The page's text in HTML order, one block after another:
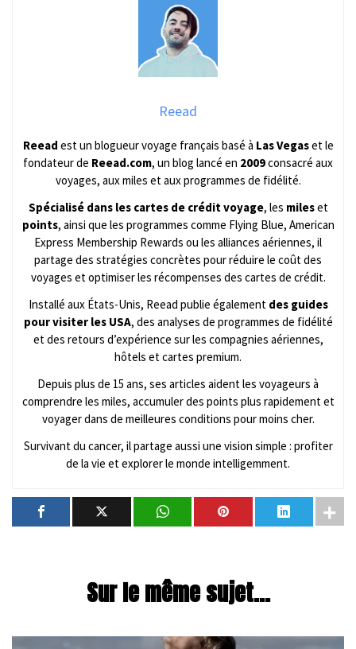
Reead
Reead est un blogueur voyage français basé à Las Vegaset le
fondateur de Reead.com, un blog lancé en 2009consacré aux
voyages, aux miles et aux programmes de fidélité.
Spécialisé dans les cartes de crédit voyage, les mileset
points, ainsi que les programmes comme Flying Blue, American
Express Membership Rewards ou les alliances aériennes, il
partage des stratégies concrètes pour réduire le coût des
voyages et optimiser les récompenses des cartes de crédit.
Installé aux États-Unis, Reead publie également des guides
pour visiter les USA, des analyses de programmes de fidélité
et des retours d’expérience sur les compagnies aériennes,
hôtels et cartes premium.
Depuis plus de 15 ans, ses articles aident les voyageurs à
comprendre les miles, accumuler des points plus rapidement et
voyager dans de meilleures conditions pour moins cher.
Survivant du cancer, il partage aussi une vision simple : profiter
de la vie et explorer le monde intelligemment.
Sur le même sujet...